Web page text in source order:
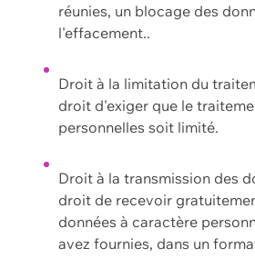
réunies, un blocage des
l'effacement..
Droit à la limitation du
droit d'exiger que le
personnelles soit limité.
Droit à la transmission des
droit de recevoir
données à caractère
avez fournies, dans un